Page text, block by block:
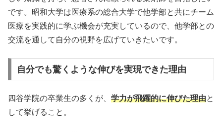
です。昭和大学は医療系の総合大学で他学部と共にチーム
医療を実践的に学ぶ機会が充実しているので、他学部との
交流を通して自分の視野を広げていきたいです。
自分でも驚くような伸びを実現できた理由
四谷学院の卒業生の多くが、 学力が飛躍的に伸びた理由と
して挙げること。